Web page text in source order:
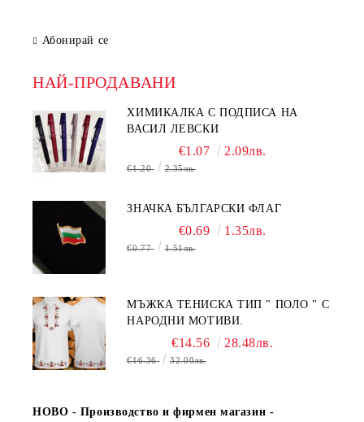
Абонирай се
НАЙ-ПРОДАВАНИ
ХИМИКАЛКА С ПОДПИСА НА
ВАСИЛ ЛЕВСКИ
€1.07 2.09лв.
€1.20 2.35лв.
ЗНАЧКА БЪЛГАРСКИ ФЛАГ
€0.69 1.35лв.
€0.77 1.51лв.
МЪЖКА ТЕНИСКА ТИП " ПОЛО " С
НАРОДНИ МОТИВИ.
€14.56 28.48лв.
€16.36 32.00лв.
НОВО - Производство и фирмен магазин -